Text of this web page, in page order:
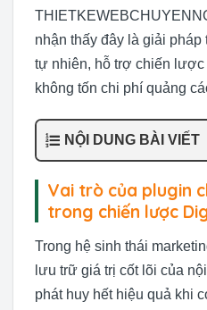
nhận thấy đây là giải pháp
tự nhiên, hỗ trợ chiến lược
không tốn chi phí quảng
NỘI DUNG BÀI VIẾT
Vai trò của plugin
trong chiến lược
Trong hệ sinh thái
lưu trữ giá trị cốt lõi của
phát huy hết hiệu quả khi